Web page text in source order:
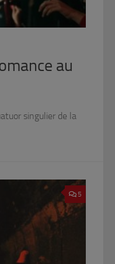
au
singulier de la
5